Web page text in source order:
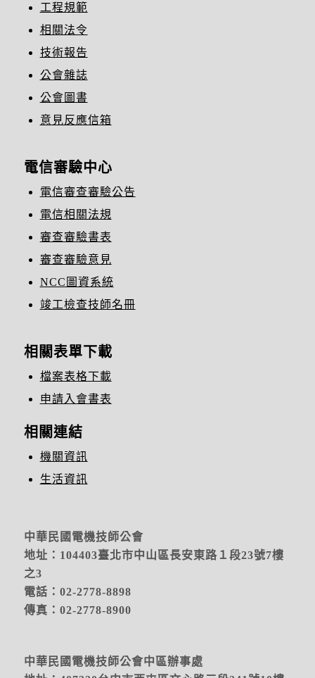
工程規範
相關法令
技術報告
公會雜誌
公會圖書
意見反應信箱
電信審驗中心
電信審查審驗公告
電信相關法規
審查審驗書表
審查審驗意見
NCC圖資系統
竣工檢查技師名冊
相關表單下載
檔案表格下載
申請入會書表
相關連結
機關資訊
生活資訊
中華民國電機技師公會
地址：104403臺北市中山區長安東路１段23號7樓
之3
電話：02-2778-8898
傳真：02-2778-8900
中華民國電機技師公會中區辦事處